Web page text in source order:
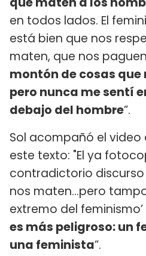
en todos lados. El
está bien que nos
maten, que nos
montón de cosas que
pero nunca me sentí
debajo del hombre”.
Sol acompañó el video
este texto: "El ya
contradictorio discurso
nos maten...pero
extremo del
es más peligroso: un
una feminista”.